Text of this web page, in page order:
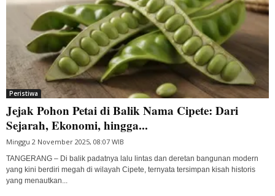
Peristiwa
Jejak Pohon Petai di Balik Nama Cipete: Dari
Sejarah, Ekonomi, hingga...
Minggu 2 November 2025, 08:07 WIB
TANGERANG – Di balik padatnya lalu lintas dan deretan bangunan modern
yang kini berdiri megah di wilayah Cipete, ternyata tersimpan kisah historis
yang menautkan...